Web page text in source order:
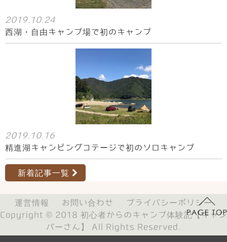
2019.10.24
西湖・自由キャンプ場で初のキャンプ
2019.10.16
精進湖キャンピングコテージで初のソロキャンプ
新着記事一覧
運営情報 お問い合わせ
プライバシーポリシー
Copyright © 2018 初心者からのキャンプ体験記【キャン
パーさん】
All Rights Reserved.